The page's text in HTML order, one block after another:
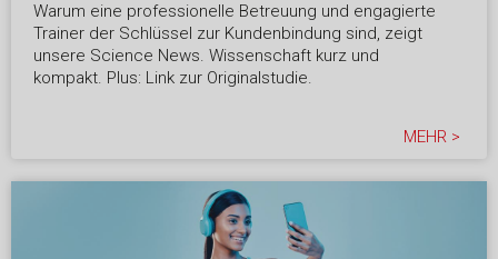
Warum eine professionelle Betreuung und engagierte
Trainer der Schlüssel zur Kundenbindung sind, zeigt
unsere Science News. Wissenschaft kurz und
kompakt. Plus: Link zur Originalstudie.
MEHR >